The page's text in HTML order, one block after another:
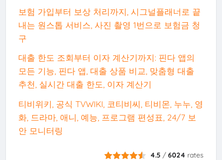
보험 가입부터 보상 처리까지, 시그널플래너로 끝
내는 원스톱 서비스, 사진 촬영 1번으로 보험금 청
구
대출 한도 조회부터 이자 계산기까지: 핀다 앱의
모든 기능, 핀다 앱, 대출 상품 비교, 맞춤형 대출
추천, 실시간 대출 한도, 이자 계산기
티비위키, 공식 TVWIKI, 코티비씨, 티비몬, 누누, 영
화, 드라마, 애니, 예능, 프로그램 편성표, 24/7 보
안 모니터링
4.5 /6024 rates